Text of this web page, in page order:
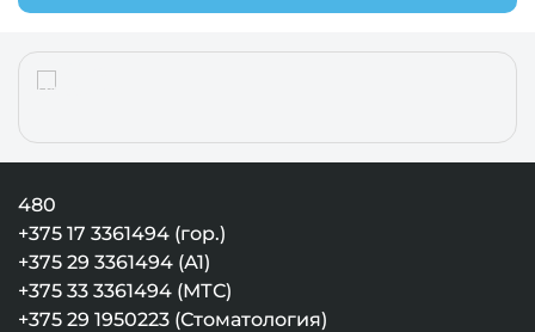
480
+375 17 3361494 (гор.)
+375 29 3361494 (А1)
+375 33 3361494 (МТС)
+375 29 1950223 (Стоматология)